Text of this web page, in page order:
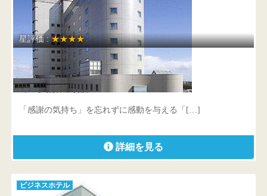
星評価 :★★★★
キングアンバサダーホテル熊谷
埼玉県 熊谷市筑波1-99-1
「感謝の気持ち」を忘れずに感動を与える「[…]
詳細を見る
ビジネスホテル